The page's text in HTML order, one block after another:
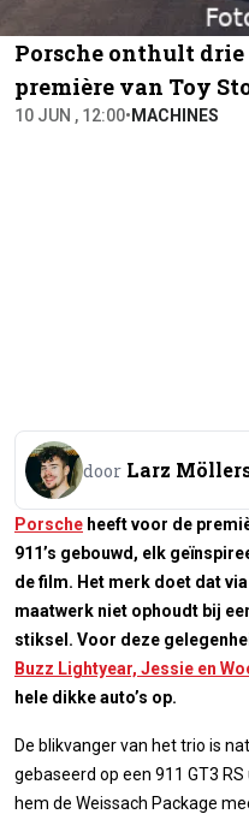
Porsche onthult drie
première van Toy
10 JUN , 12:00• MACHINES
door Larz
Porsche heeft voor de
911’s gebouwd, elk
de film. Het merk doet dat
maatwerk niet ophoudt bij
stiksel. Voor deze
Buzz Lightyear, Jessie en
hele dikke auto’s op.
De blikvanger van het trio is
gebaseerd op een 911 GT3
hem de Weissach Package